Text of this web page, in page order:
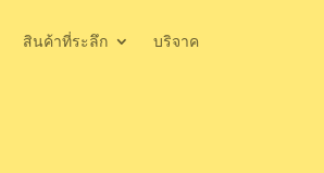
สินค้าที่ระลึก บริจาค